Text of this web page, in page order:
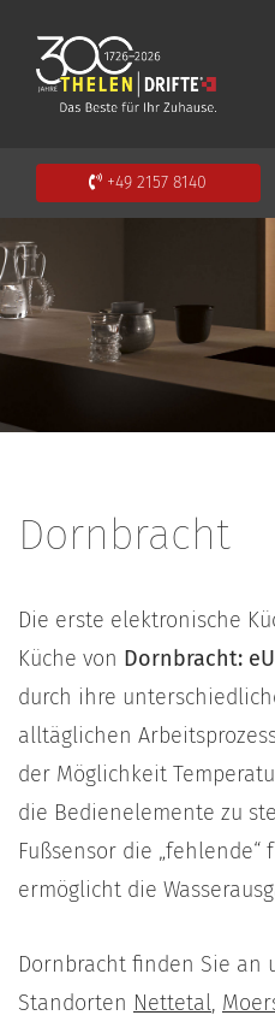
+49 2157 8140
Dornbracht
Die erste elektronische
Küche von Dornbracht:
durch ihre
alltäglichen
der Möglichkeit
die Bedienelemente zu
Fußsensor die „fehlende“
ermöglicht die
Dornbracht finden Sie an
Standorten Nettetal,